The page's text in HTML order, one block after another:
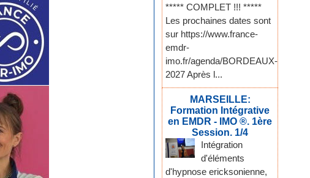
***** COMPLET !!! *****
Les prochaines dates sont
sur https://www.france-
emdr-
imo.fr/agenda/BORDEAUX-
2027 Après l...
MARSEILLE:
Formation Intégrative
en EMDR - IMO ®. 1ère
Session. 1/4
Intégration
d'éléments
d'hypnose ericksonienne,